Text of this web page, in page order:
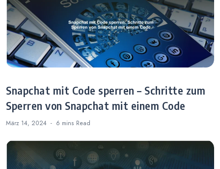
Snapchat mit Code sperren – Schritte zum
Sperren von Snapchat mit einem Code
März 14, 2024 6 mins Read